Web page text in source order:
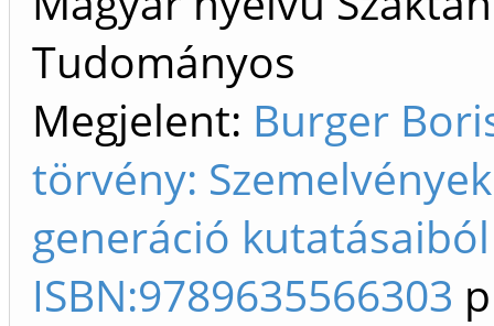
Tudományos
Megjelent: Burger
törvény:
generáció
ISBN:9789635566303